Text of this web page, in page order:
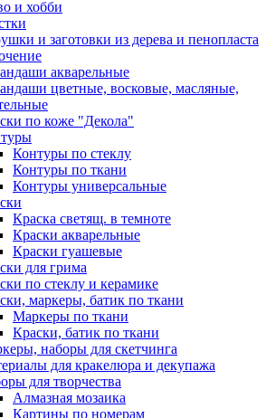
и хобби
и заготовки из дерева и пенопласта
акварельные
цветные, восковые, масляные,
по коже "Декола"
Контуры по стеклу
Контуры по ткани
Контуры универсальные
Краска светящ. в темноте
Краски акварельные
Краски гуашевые
для грима
по стеклу и керамике
маркеры, батик по ткани
Маркеры по ткани
Краски, батик по ткани
наборы для скетчинга
для кракелюра и декупажа
для творчества
Алмазная мозаика
Картины по номерам